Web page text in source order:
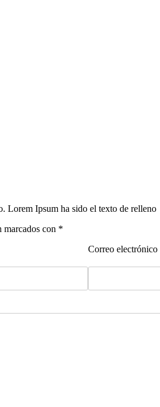
Lorem Ipsum ha sido el texto de relleno
marcados con *
Correo electrónico